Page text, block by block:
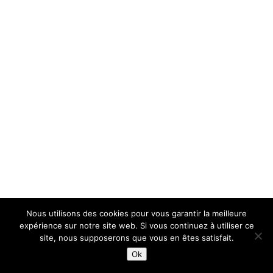
Nous utilisons des cookies pour vous garantir la meilleure
expérience sur notre site web. Si vous continuez à utiliser ce
site, nous supposerons que vous en êtes satisfait.
Ok